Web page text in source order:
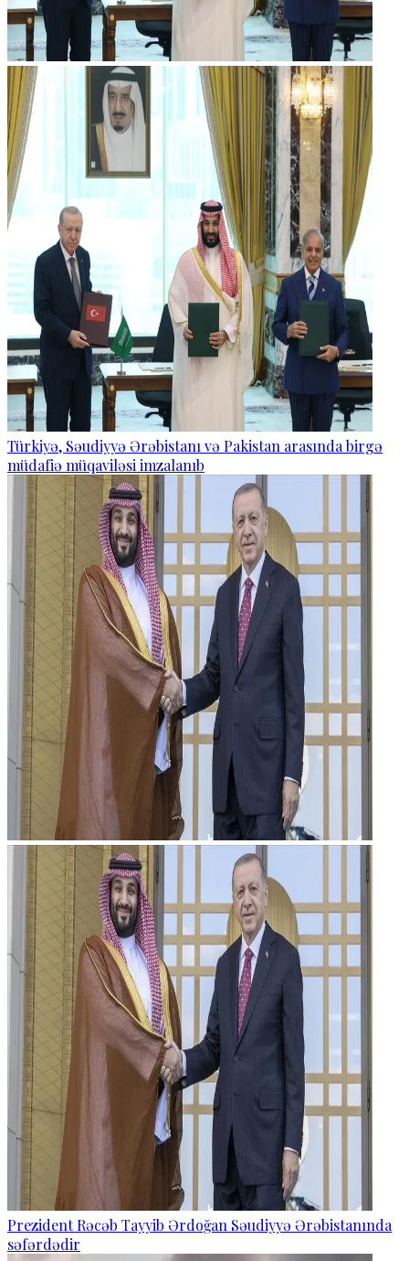
Türkiyə, Səudiyyə Ərəbistanı və Pakistan arasında birgə
müdafiə müqaviləsi imzalanıb
Prezident Rəcəb Tayyib Ərdoğan Səudiyyə Ərəbistanında
səfərdədir